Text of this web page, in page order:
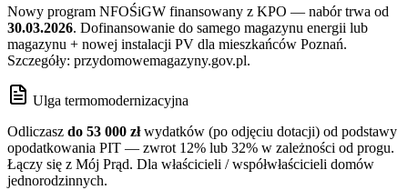
Nowy program NFOŚiGW finansowany z KPO — nabór trwa od
30.03.2026. Dofinansowanie do samego magazynu energii lub
magazynu + nowej instalacji PV dla mieszkańców Poznań.
Szczegóły: przydomowemagazyny.gov.pl.
Ulga termomodernizacyjna
Odliczasz do 53 000 złwydatków (po odjęciu dotacji) od podstawy
opodatkowania PIT — zwrot 12% lub 32% w zależności od progu.
Łączy się z Mój Prąd. Dla właścicieli / współwłaścicieli domów
jednorodzinnych.